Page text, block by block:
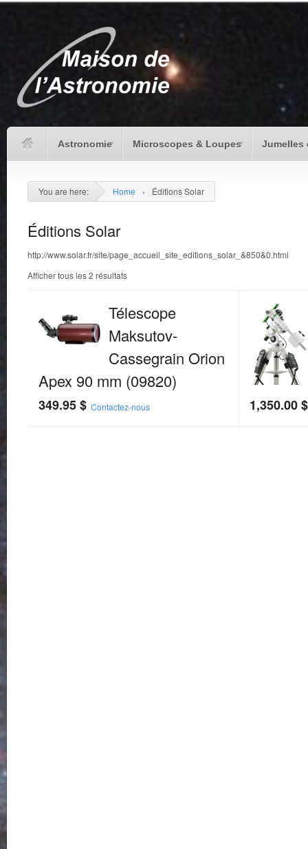
Astronomie Microscopes & Loupes Jumelles
You are here: Home › Éditions Solar
Éditions Solar
http://www.solar.fr/site/page_accueil_site_editions_solar_&850&0.html
Afficher tous les 2 résultats
Télescope
Maksutov-
Cassegrain Orion
Apex 90 mm (09820)
349.95$ Contactez-nous 1,350.00$